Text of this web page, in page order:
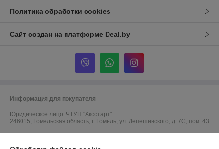
Политика обработки cookies
Сайт создан на платформе Deal.by
Информация для покупателя
Юридическое лицо: ЧТУП "Аксстарт"
246015, Гомельская область, г. Гомель, ул. Лепешинского, д. 7С, пом. 43